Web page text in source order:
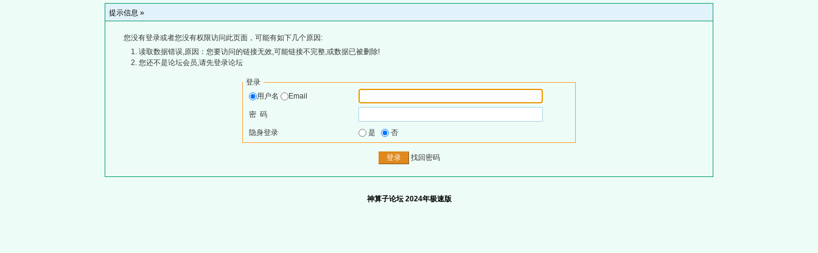
提示信息 »
您没有登录或者您没有权限访问此页面，可能有如下几个原因:
读取数据错误,原因：您要访问的链接无效,可能链接不完整,或数据已被删除!
您还不是论坛会员,请先登录论坛
登录
用户名
Email
密 码
隐身登录 是 否
找回密码
神算子论坛 2024年极速版